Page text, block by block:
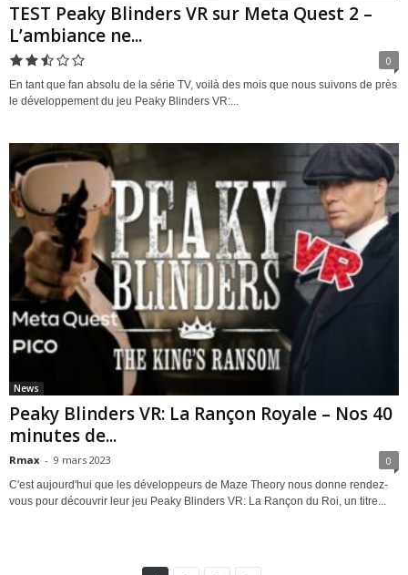
TEST Peaky Blinders VR sur Meta Quest 2 –
L’ambiance ne...
0
En tant que fan absolu de la série TV, voilà des mois que nous suivons de près
le développement du jeu Peaky Blinders VR:...
News
Peaky Blinders VR: La Rançon Royale – Nos 40
minutes de...
Rmax - 9 mars 2023 0
C'est aujourd'hui que les développeurs de Maze Theory nous donne rendez-
vous pour découvrir leur jeu Peaky Blinders VR: La Rançon du Roi, un titre...